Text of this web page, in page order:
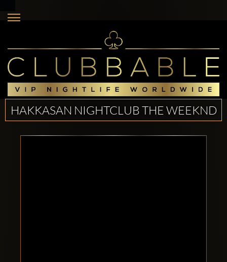
HAKKASAN NIGHTCLUB THE WEEKND